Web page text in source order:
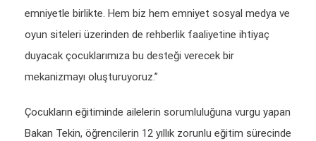
emniyetle birlikte. Hem biz hem emniyet sosyal medya ve
oyun siteleri üzerinden de rehberlik faaliyetine ihtiyaç
duyacak çocuklarımıza bu desteği verecek bir
mekanizmayı oluşturuyoruz.”
Çocukların eğitiminde ailelerin sorumluluğuna vurgu yapan
Bakan Tekin, öğrencilerin 12 yıllık zorunlu eğitim sürecinde